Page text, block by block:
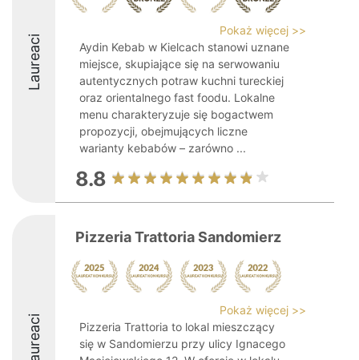
Laureaci
Pokaż więcej >>
Aydin Kebab w Kielcach stanowi uznane
miejsce, skupiające się na serwowaniu
autentycznych potraw kuchni tureckiej
oraz orientalnego fast foodu. Lokalne
menu charakteryzuje się bogactwem
propozycji, obejmujących liczne
warianty kebabów – zarówno ...
8.8
Laureaci
Pizzeria Trattoria Sandomierz
Pokaż więcej >>
Pizzeria Trattoria to lokal mieszczący
się w Sandomierzu przy ulicy Ignacego